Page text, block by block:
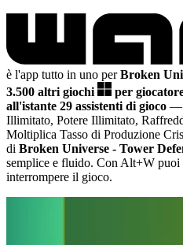
è l'app tutto in uno perBroken
3.500 altri giochi
per
all'istante 29 assistenti di gioco —
Illimitato, Potere Illimitato,
Moltiplica Tasso di Produzione
di Broken Universe - Tower
semplice e fluido. Con Alt+W puoi
interrompere il gioco.